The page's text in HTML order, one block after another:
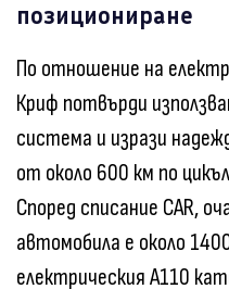
позициониране
По отношение на
Криф потвърди
система и изрази
от около 600 км по
Според списание CAR,
автомобила е около
електрическия A110